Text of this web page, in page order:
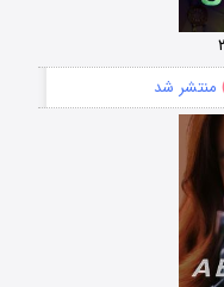
منتشر شد